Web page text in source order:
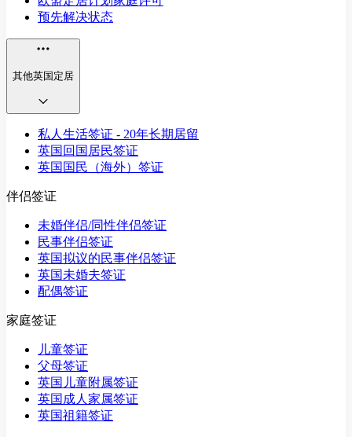
预先解决状态
其他英国定居
私人生活签证 - 20年长期居留
英国回国居民签证
英国国民（海外）签证
伴侣签证
未婚伴侣/同性伴侣签证
民事伴侣签证
英国拟议的民事伴侣签证
英国未婚夫签证
配偶签证
家庭签证
儿童签证
父母签证
英国儿童附属签证
英国成人家属签证
英国祖籍签证